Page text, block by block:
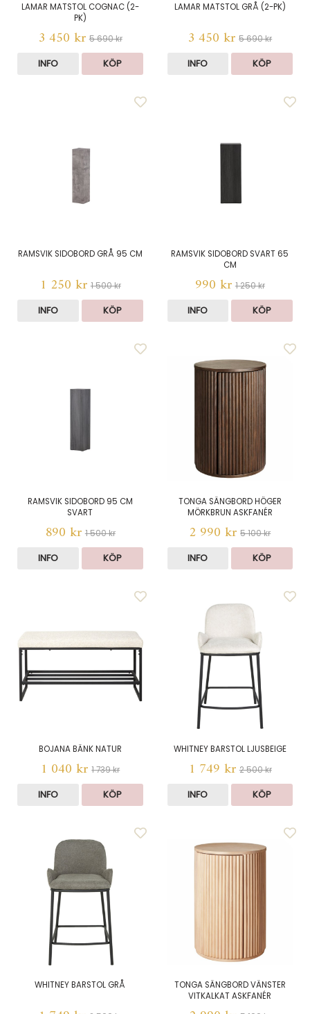
LAMAR MATSTOL COGNAC (2-
PK)
3 450 kr 5 690 kr
INFO KÖP
LAMAR MATSTOL GRÅ (2-PK)
3 450 kr 5 690 kr
INFO KÖP
RAMSVIK SIDOBORD GRÅ 95 CM
1 250 kr 1 500 kr
INFO KÖP
RAMSVIK SIDOBORD SVART 65
CM
990 kr 1 250 kr
INFO KÖP
RAMSVIK SIDOBORD 95 CM
SVART
890 kr 1 500 kr
INFO KÖP
TONGA SÄNGBORD HÖGER
MÖRKBRUN ASKFANÉR
2 990 kr 5 100 kr
INFO KÖP
BOJANA BÄNK NATUR
1 040 kr 1 739 kr
INFO KÖP
WHITNEY BARSTOL LJUSBEIGE
1 749 kr 2 500 kr
INFO KÖP
WHITNEY BARSTOL GRÅ
TONGA SÄNGBORD VÄNSTER
VITKALKAT ASKFANÉR